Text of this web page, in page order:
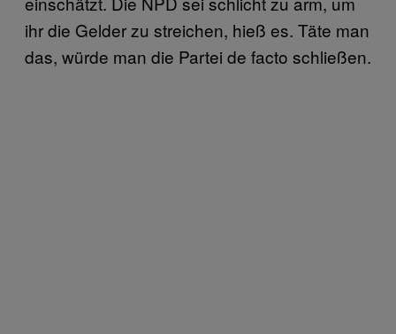
ihr die Gelder zu streichen, hieß es. Täte man
das, würde man die Partei de facto schließen.